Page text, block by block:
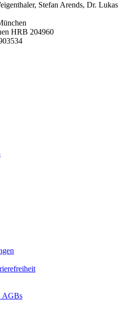
Stefan Arends, Dr. Lukas
HRB 204960
AGBs